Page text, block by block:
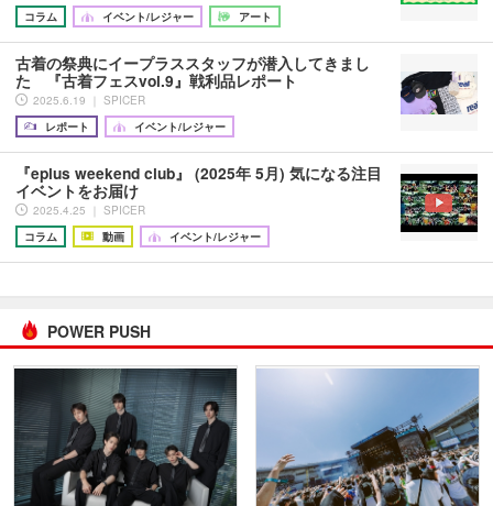
コラム
イベント/レジャー アート
古着の祭典にイープラススタッフが潜入してきまし
た 『古着フェスvol.9』戦利品レポート
2025.6.19 ｜ SPICER
レポート
イベント/レジャー
『eplus weekend club』 (2025年 5月) 気になる注目
イベントをお届け
2025.4.25 ｜ SPICER
コラム
動画 イベント/レジャー
POWER PUSH